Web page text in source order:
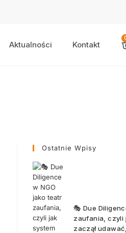
Aktualności Kontakt
Ostatnie Wpisy
🎭 Due
zaufania, czyli
zaczął